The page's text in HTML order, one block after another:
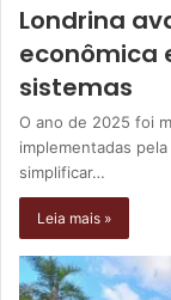
Londrina
econômica
sistemas
O ano de 2025 foi
implementadas
simplificar…
Leia mais »